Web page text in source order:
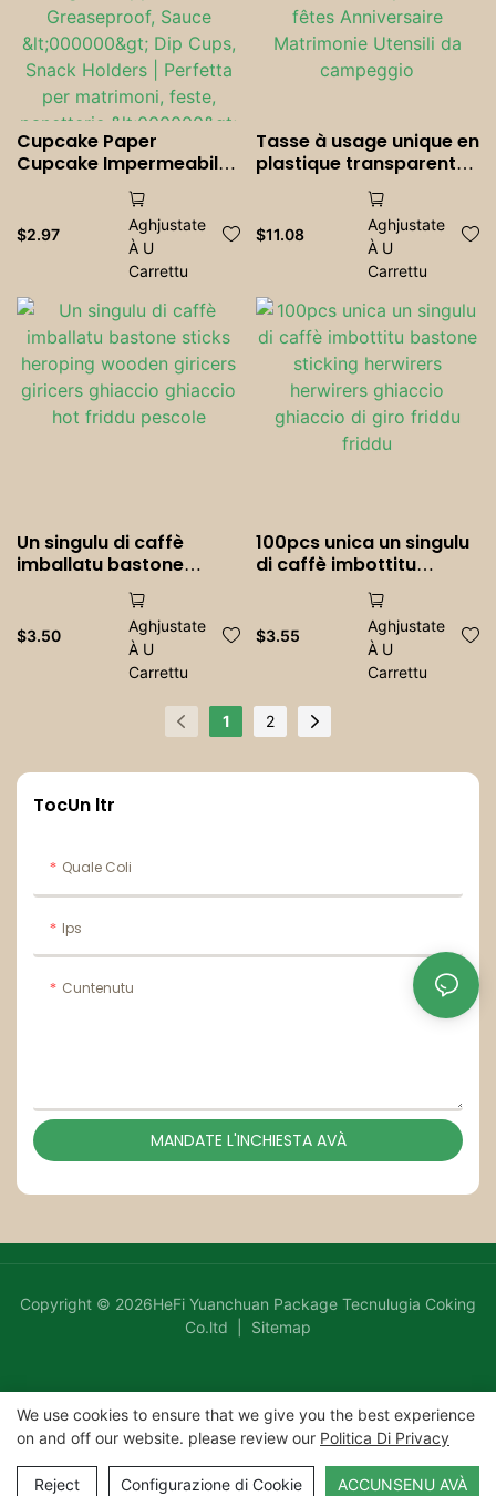
Cupcake Paper
Cupcake Impermeabile
<000000> Liners per
Baking - Wrappers
Muffin Greaseproof,
Sauce <000000> Dip
Cups, Snack Holders |
Perfetta per matrimoni,
feste, panetterie
<000000> Catering
$2.97
Aghjustate
À U
Carrettu
Tasse à usage unique en
plastique transparent
Tasse à picnic en PET
Tasse à boire pour les
fêtes Anniversaire
Matrimonie Utensili da
$11.08
Aghjustate
À U
Carrettu
Un singulu di caffè
imballatu bastone
sticks heroping wooden
giricers giricers
ghiaccio ghiaccio hot
friddu pescole
$3.50
Aghjustate
À U
Carrettu
100pcs unica un singulu
di caffè imbottitu
bastone sticking
herwirers herwirers
ghiaccio ghiaccio di giro
friddu friddu
$3.55
Aghjustate
À U
Carrettu
1 2
TocUn ltr
Quale Coli
Ips
Cuntenutu
MANDATE L'INCHIESTA AVÀ
Copyright © 2026HeFi Yuanchuan Package Tecnulugia Coking
Co.ltd |
Sitemap
We use cookies to ensure that we give you the best experience
on and off our website. please review our Politica Di Privacy
Reject Configurazione di Cookie ACCUNSENU AVÀ